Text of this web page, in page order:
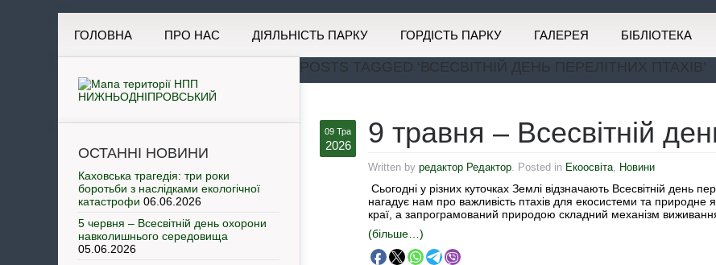
ГОЛОВНА ПРО НАС ДІЯЛЬНІСТЬ ПАРКУ ГОРДІСТЬ ПАРКУ ГАЛЕРЕЯ БІБЛІОТЕКА
POSTS TAGGED ‘ВСЕСВІТНІЙ ДЕНЬ ПЕРЕЛІТНИХ ПТАХІВ’
09 Тра
2026 9 травня – Всесвітній
Written by редактор Редактор. Posted in Екоосвіта, Новини
Сьогодні у різних куточках Землі відзначають Всесвітній день
нагадує нам про важливість птахів для екосистеми та природне
краї, а запрограмований природою складний механізм
(більше…)
ОСТАННІ НОВИНИ
Каховська трагедія: три роки
боротьби з наслідками екологічної
катастрофи 06.06.2026
5 червня – Всесвітній день охорони
навколишнього середовища
05.06.2026